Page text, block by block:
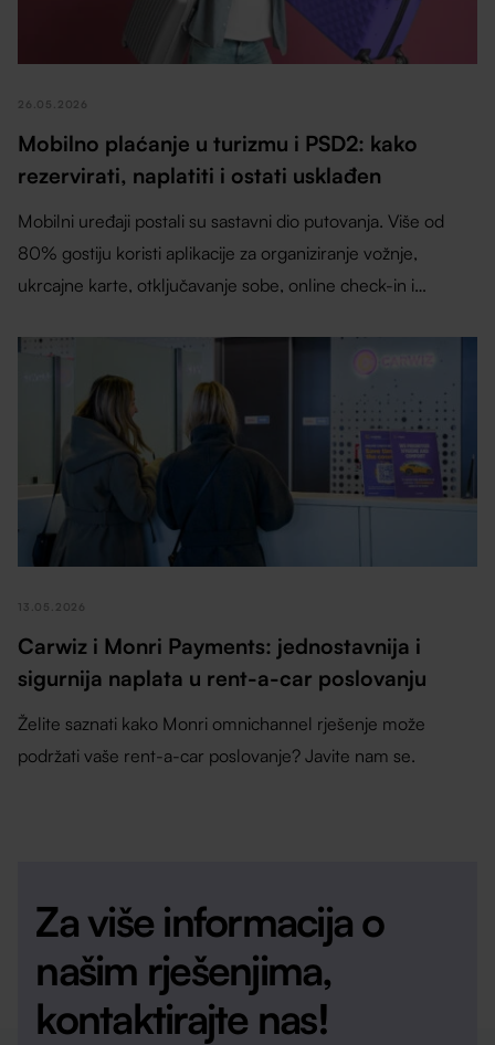
26.05.2026
Mobilno plaćanje u turizmu i PSD2: kako
rezervirati, naplatiti i ostati usklađen
Mobilni uređaji postali su sastavni dio putovanja. Više od
80% gostiju koristi aplikacije za organiziranje vožnje,
ukrcajne karte, otključavanje sobe, online check-in i
13.05.2026
Carwiz i Monri Payments: jednostavnija i
sigurnija naplata u rent-a-car poslovanju
Želite saznati kako Monri omnichannel rješenje može
podržati vaše rent-a-car poslovanje? Javite nam se.
Za više informacija o
našim rješenjima,
kontaktirajte nas!